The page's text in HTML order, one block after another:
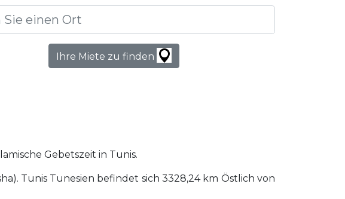
Ihre Miete zu finden
Gebetszeit in Tunis.
Tunis Tunesien befindet sich 3328,24 km Östlich von